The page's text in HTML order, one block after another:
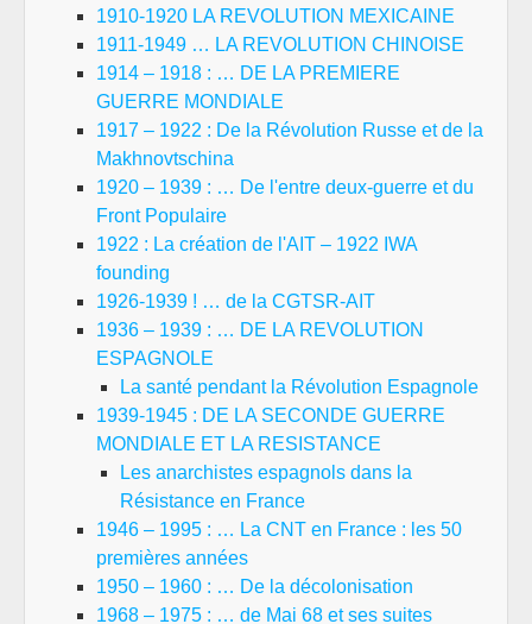
1910-1920 LA REVOLUTION MEXICAINE
1911-1949 … LA REVOLUTION CHINOISE
1914 – 1918 : … DE LA PREMIERE
GUERRE MONDIALE
1917 – 1922 : De la Révolution Russe et de la
Makhnovtschina
1920 – 1939 : … De l'entre deux-guerre et du
Front Populaire
1922 : La création de l'AIT – 1922 IWA
founding
1926-1939 ! … de la CGTSR-AIT
1936 – 1939 : … DE LA REVOLUTION
ESPAGNOLE
La santé pendant la Révolution Espagnole
1939-1945 : DE LA SECONDE GUERRE
MONDIALE ET LA RESISTANCE
Les anarchistes espagnols dans la
Résistance en France
1946 – 1995 : … La CNT en France : les 50
premières années
1950 – 1960 : … De la décolonisation
1968 – 1975 : … de Mai 68 et ses suites